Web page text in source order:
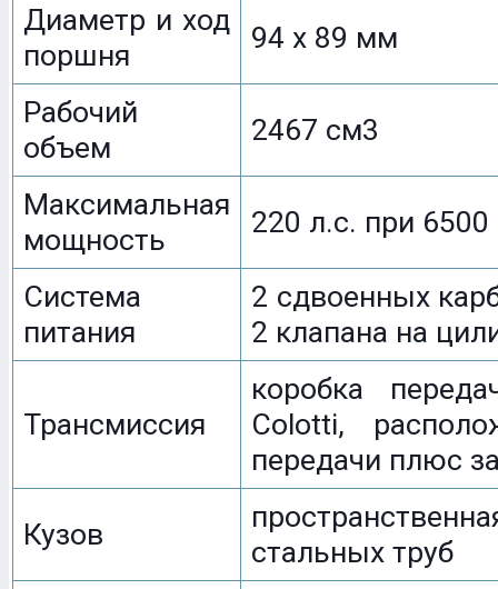
Диаметр и ход
поршня
94 x 89 мм
Рабочий
объем
2467 см3
Максимальная
мощность
220 л.с. при
Система
питания
2 сдвоенных
2 клапана на
Трансмиссия
коробка
Colotti,
передачи плюс
Кузов
стальных труб